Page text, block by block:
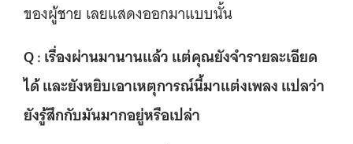
ของผู้ชาย เลยแสดงออกมาแบบนั้น
Q : เรื่องผ่านมานานแล้ว แต่คุณยังจำรายละเอียด
ได้ และยังหยิบเอาเหตุการณ์นี้มาแต่งเพลง แปลว่า
ยังรู้สึกกับมันมากอยู่หรือเปล่า